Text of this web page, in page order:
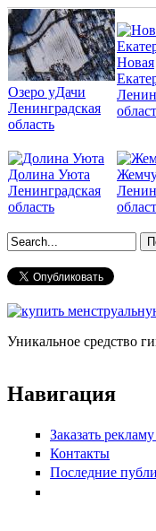
Озеро уДачи
Ленинградская
область
Новая
Долина Уюта
Ленинградская
область
Форма поиска
Уникальное средство
Навигация
Заказать
Контакты
Последние